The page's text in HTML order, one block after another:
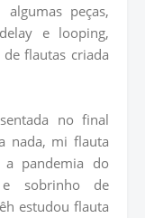
peças,
e looping,
flautas criada
no final
nada, mi flauta
pandemia do
sobrinho de
estudou flauta